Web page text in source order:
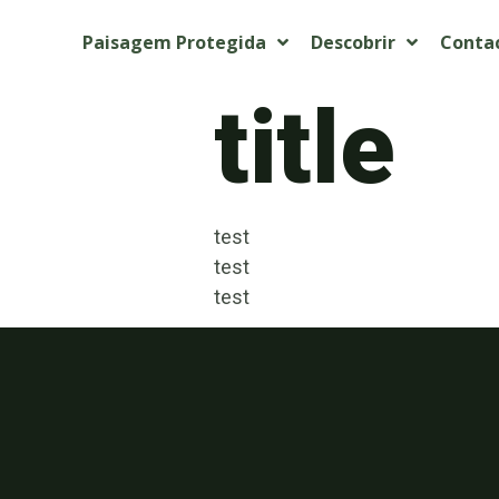
Paisagem Protegida Descobrir
title
test
test
test